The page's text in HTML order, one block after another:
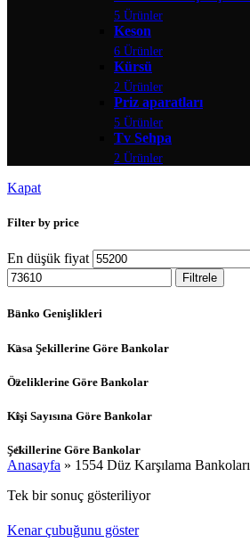
5 Ürünler
Keson
6 Ürünler
Kürsü
2 Ürünler
Priz aparatları
5 Ürünler
Tv Sehpa
2 Ürünler
Kapat
Filter by price
En düşük fiyat
Filtrele
Banko Genişlikleri
Kasa Şekillerine Göre Bankolar
Özeliklerine Göre Bankolar
Kişi Sayısına Göre Bankolar
Şekillerine Göre Bankolar
Anasayfa » 1554 Düz Karşılama Bankoları
Tek bir sonuç gösteriliyor
Kenar çubuğunu göster